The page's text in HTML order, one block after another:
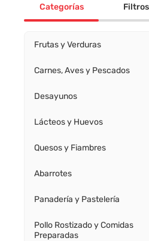
Categorías Filtros
Frutas y Verduras
Carnes, Aves y Pescados
Desayunos
Lácteos y Huevos
Quesos y Fiambres
Abarrotes
Panadería y Pastelería
Pollo Rostizado y Comidas
Preparadas